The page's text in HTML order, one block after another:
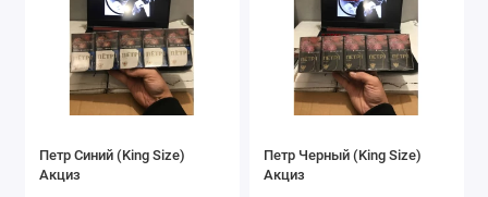
Петр Синий (King Size)
Акциз
Петр Черный (King Size)
Акциз